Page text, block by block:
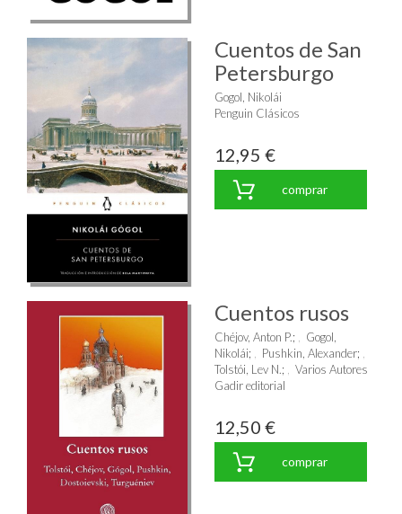
Cuentos de San
Petersburgo
Gogol, Nikolái
Penguin Clásicos
12,95 €
comprar
Cuentos rusos
Chéjov, Anton P.;
Gogol,
Nikolái; Pushkin, Alexander;
Tolstói, Lev N.;
Varios Autores
Gadir editorial
12,50 €
comprar